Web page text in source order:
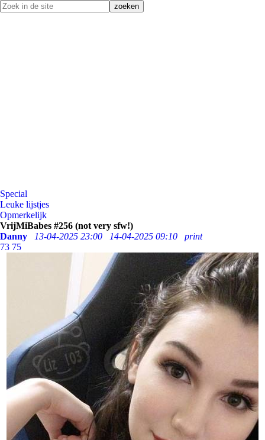
Special
Leuke lijstjes
Opmerkelijk
VrijMiBabes #256 (not very sfw!)
Danny
13-04-2025 23:00 14-04-2025 09:10
print
73 75